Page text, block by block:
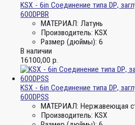
KSX - 6in Соединение типа DР,
600DPBR
МАТЕРИАЛ: Латунь
Производитель: KSX
Размер (дюймы): 6
В наличии
16100,00 р.
KSX - 6in Соединение типа DР,
600DPSS
МАТЕРИАЛ: Нержавеющая
Производитель: KSX